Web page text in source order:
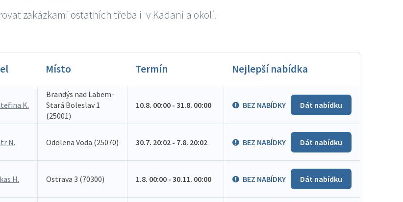
zakázkami ostatních třeba i v Kadani a okolí.
Místo Termín Nejlepší nabídka
K.
Brandýs nad Labem-
Stará Boleslav 1
(25001)
10.8. 00:00 - 31.8. 00:00 BEZ NABÍDKY Dát nabídku
N. Odolena Voda (25070) 30.7. 20:02 - 7.8. 20:02 BEZ NABÍDKY Dát nabídku
H. Ostrava 3 (70300) 1.8. 00:00 - 30.11. 00:00 BEZ NABÍDKY Dát nabídku